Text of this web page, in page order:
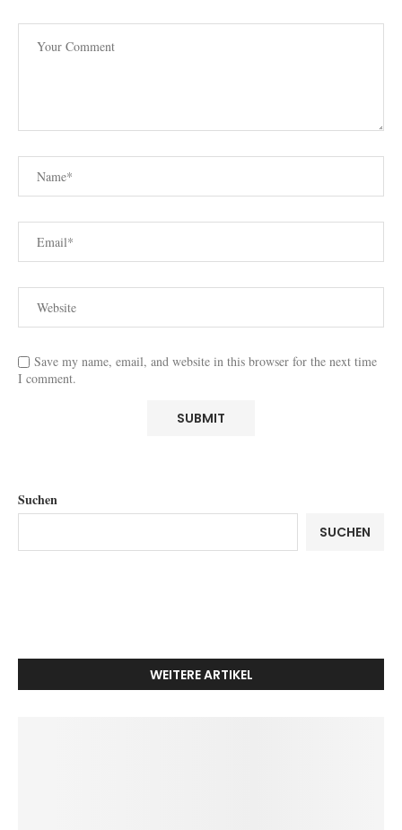
Save my name, email, and website in this browser for the next time
I comment.
Suchen
SUCHEN
WEITERE ARTIKEL